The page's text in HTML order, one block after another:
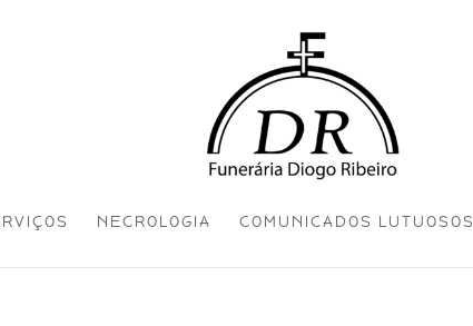
NECROLOGIA COMUNICADOS LUTUOSOS